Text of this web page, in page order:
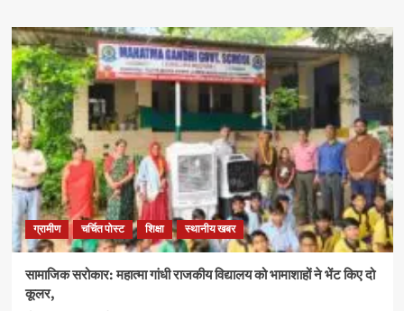
ग्रामीण चर्चित पोस्ट शिक्षा स्थानीय खबर
सामाजिक सरोकार: महात्मा गांधी राजकीय विद्यालय को भामाशाहों ने भेंट किए दो
कूलर,